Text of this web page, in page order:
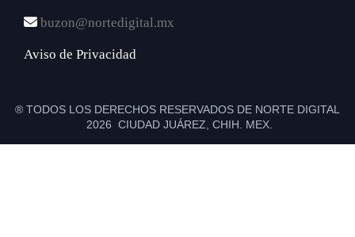
buzon@nortedigital.mx
Aviso de Privacidad
® TODOS LOS DERECHOS RESERVADOS DE NORTE DIGITAL
2026 CIUDAD JUÁREZ, CHIH. MEX.